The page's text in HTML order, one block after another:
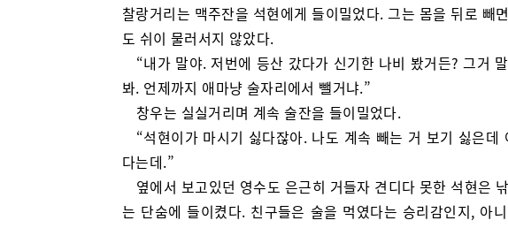
찰랑거리는 맥주잔을 석현에게 들이밀었다. 그는 몸을 뒤로 빼
도 쉬이 물러서지 않았다.
“내가 말야. 저번에 등산 갔다가 신기한 나비 봤거든? 그거
봐. 언제까지 애마냥 술자리에서 뺄거냐.”
창우는 실실거리며 계속 술잔을 들이밀었다.
“석현이가 마시기 싫다잖아. 나도 계속 빼는 거 보기 싫은데
다는데.”
옆에서 보고있던 영수도 은근히 거들자 견디다 못한 석현은
는 단숨에 들이켰다. 친구들은 술을 먹였다는 승리감인지, 아